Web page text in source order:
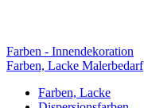
Farben - Innendekoration
Farben, Lacke Malerbedarf
Farben, Lacke